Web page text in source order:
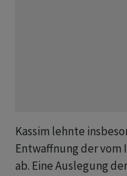
Kassim lehnte
Entwaffnung der
ab. Eine Auslegung